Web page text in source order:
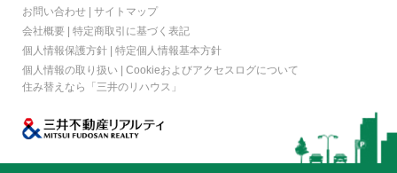
お問い合わせ | サイトマップ
会社概要 | 特定商取引に基づく表記
個人情報保護方針 | 特定個人情報基本方針
個人情報の取り扱い | Cookieおよびアクセスログについて
住み替えなら
「三井のリハウス」